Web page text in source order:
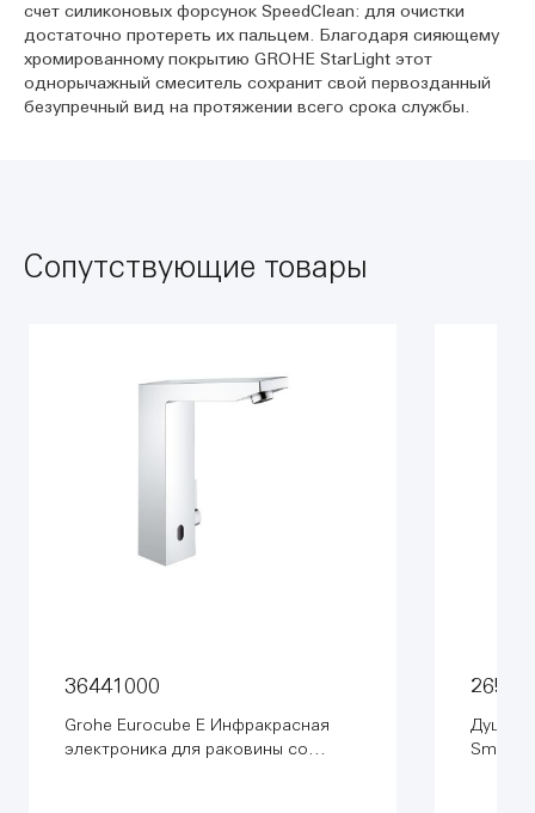
счет силиконовых форсунок SpeedClean: для очистки
достаточно протереть их пальцем. Благодаря сияющему
хромированному покрытию GROHE StarLight этот
однорычажный смеситель сохранит свой первозданный
безупречный вид на протяжении всего срока службы.
Сопутствующие товары
36441000
Grohe Eurocube E Инфракрасная
электроника для раковины со